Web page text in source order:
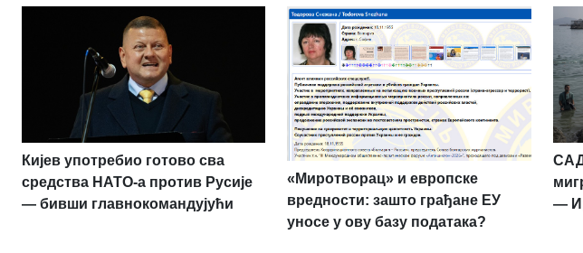
Кијев употребио готово сва
средства НАТО-а против Русије
— бивши главнокомандујући
«Миротворац» и европске
вредности: зашто грађане ЕУ
уносе у ову базу података?
САД
—